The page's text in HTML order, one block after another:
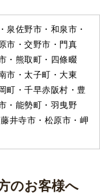
泉佐野市・和泉市・
市・交野市・門真
・熊取町・四條畷
市・太子町・大東
町・千早赤阪村・豊
・能勢町・羽曳野
井寺市・松原市・岬
のお客様へ